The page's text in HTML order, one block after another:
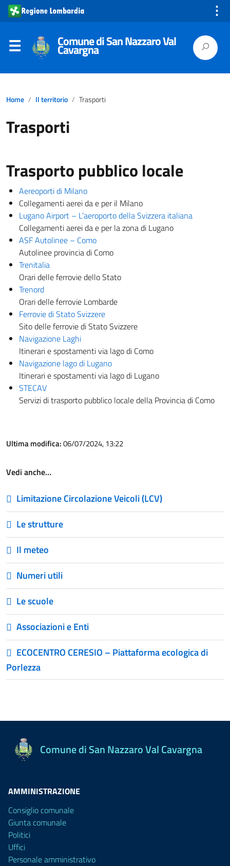
⋮
Comune di San Nazzaro Val
Cavargna
Home Il territorio Trasporti
Trasporti
Trasporto pubblico locale
Aereoporti di Milano
Collegamenti aerei da e per il Milano
Lugano Airport – L’aeroporto della Svizzera italiana
Collegamenti aerei da e per la zona di Lugano
ASF Autolinee – Como
Autolinee provincia di Como
Trenitalia
Orari delle ferrovie dello Stato
Trenord
Orari delle ferrovie Lombarde
Ferrovie di Stato Svizzere
Sito delle ferrovie di Stato Svizzere
Navigazione Laghi
Itinerari e spostamenti via lago di Como
Navigazione lago di Lugano
Itinerari e spostamenti via lago di Lugano
STECAV
Servizi di trasporto pubblico locale della Provincia di Como
Ultima modifica:06/07/2024, 13:22
Vedi anche…
Limitazione Circolazione Veicoli (LCV)
Le strutture
Il meteo
Numeri utili
Le scuole
Associazioni e Enti
ECOCENTRO CERESIO – Piattaforma ecologica di
Porlezza
Comune di San Nazzaro Val Cavargna
AMMINISTRAZIONE
Consiglio comunale
Giunta comunale
Politici
Uffici
Personale amministrativo